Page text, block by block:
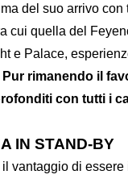
del suo arrivo con
cui quella del
e Palace,
Pur rimanendo il
con tutti i
IN STAND-BY
vantaggio di essere